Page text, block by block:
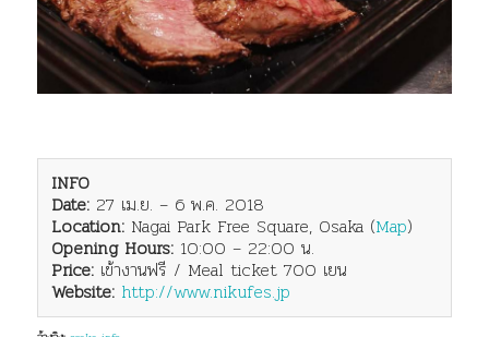
INFO
Date:27 เม.ย. – 6 พ.ค. 2018
Location:Nagai Park Free Square, Osaka (Map)
Opening Hours:10:00 – 22:00 น.
Price:เข้างานฟรี / Meal ticket 700 เยน
Website: http://www.nikufes.jp